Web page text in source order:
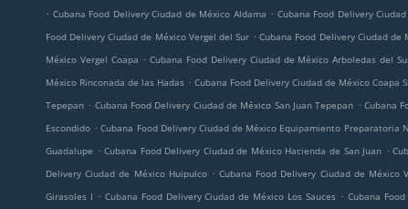
. Cubana Food Delivery Ciudad de México Aldama . Cubana Food Delivery
Food Delivery Ciudad de México Vergel del Sur . Cubana Food Delivery Ciudad de
México Vergel Coapa . Cubana Food Delivery Ciudad de México Arboledas del
México Rinconada de las Hadas . Cubana Food Delivery Ciudad de México Coapa
Tepepan . Cubana Food Delivery Ciudad de México San Juan Tepepan . Cubana
Escondido . Cubana Food Delivery Ciudad de México Equipamiento Preparatoria
Guadalupe . Cubana Food Delivery Ciudad de México Hacienda de San Juan .
Delivery Ciudad de México Huipulco . Cubana Food Delivery Ciudad de México
Girasoles I . Cubana Food Delivery Ciudad de México Los Sauces . Cubana